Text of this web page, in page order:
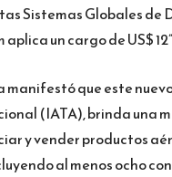
Sistemas Globales
un cargo de US$
manifestó que este
(IATA), brinda una
y vender productos
al menos ocho